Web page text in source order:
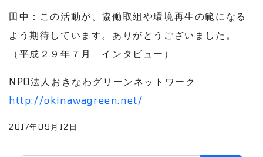
田中：この活動が、協働取組や環境再生の範になる
よう期待しています。ありがとうございました。
（平成２９年７月 インタビュー）
NPO法人おきなわグリーンネットワーク
http://okinawagreen.net/
2017年09月12日